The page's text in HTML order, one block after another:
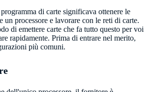
di carte significava ottenere le
un processore e lavorare con le reti di carte.
di emettere carte che fa tutto questo per voi
rapidamente. Prima di entrare nel merito,
più comuni.